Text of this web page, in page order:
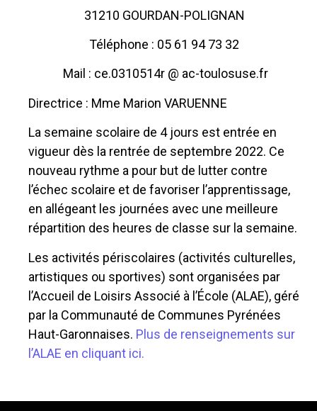
31210 GOURDAN-POLIGNAN
Téléphone : 05 61 94 73 32
Mail : ce.0310514r @ ac-toulosuse.fr
Directrice : Mme Marion VARUENNE
La semaine scolaire de 4 jours est entrée en
vigueur dès la rentrée de septembre 2022. Ce
nouveau rythme a pour but de lutter contre
l’échec scolaire et de favoriser l’apprentissage,
en allégeant les journées avec une meilleure
répartition des heures de classe sur la semaine.
Les activités périscolaires (activités culturelles,
artistiques ou sportives) sont organisées par
l’Accueil de Loisirs Associé à l’École (ALAE), géré
par la Communauté de Communes Pyrénées
Haut-Garonnaises. Plus de renseignements sur
l’ALAE en cliquant ici.